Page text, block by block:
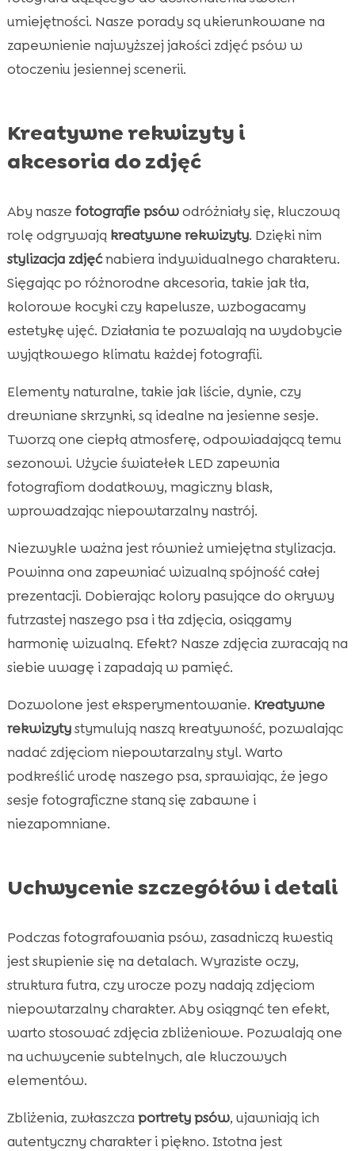
umiejętności. Nasze porady są ukierunkowane na
zapewnienie najwyższej jakości zdjęć psów w
otoczeniu jesiennej scenerii.
Kreatywne rekwizyty i
akcesoria do zdjęć
Aby nasze fotografie psówodróżniały się, kluczową
rolę odgrywają kreatywne rekwizyty. Dzięki nim
stylizacja zdjęćnabiera indywidualnego charakteru.
Sięgając po różnorodne akcesoria, takie jak tła,
kolorowe kocyki czy kapelusze, wzbogacamy
estetykę ujęć. Działania te pozwalają na wydobycie
wyjątkowego klimatu każdej fotografii.
Elementy naturalne, takie jak liście, dynie, czy
drewniane skrzynki, są idealne na jesienne sesje.
Tworzą one ciepłą atmosferę, odpowiadającą temu
sezonowi. Użycie światełek LED zapewnia
fotografiom dodatkowy, magiczny blask,
wprowadzając niepowtarzalny nastrój.
Niezwykle ważna jest również umiejętna stylizacja.
Powinna ona zapewniać wizualną spójność całej
prezentacji. Dobierając kolory pasujące do okrywy
futrzastej naszego psa i tła zdjęcia, osiągamy
harmonię wizualną. Efekt? Nasze zdjęcia zwracają na
siebie uwagę i zapadają w pamięć.
Dozwolone jest eksperymentowanie. Kreatywne
rekwizytystymulują naszą kreatywność, pozwalając
nadać zdjęciom niepowtarzalny styl. Warto
podkreślić urodę naszego psa, sprawiając, że jego
sesje fotograficzne staną się zabawne i
niezapomniane.
Uchwycenie szczegółów i detali
Podczas fotografowania psów, zasadniczą kwestią
jest skupienie się na detalach. Wyraziste oczy,
struktura futra, czy urocze pozy nadają zdjęciom
niepowtarzalny charakter. Aby osiągnąć ten efekt,
warto stosować zdjęcia zbliżeniowe. Pozwalają one
na uchwycenie subtelnych, ale kluczowych
elementów.
Zbliżenia, zwłaszcza portrety psów, ujawniają ich
autentyczny charakter i piękno. Istotna jest